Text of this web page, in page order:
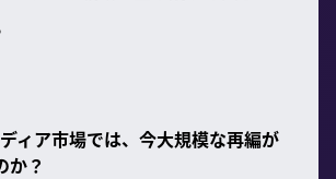
ィア市場では、今大規模な再編が
か？